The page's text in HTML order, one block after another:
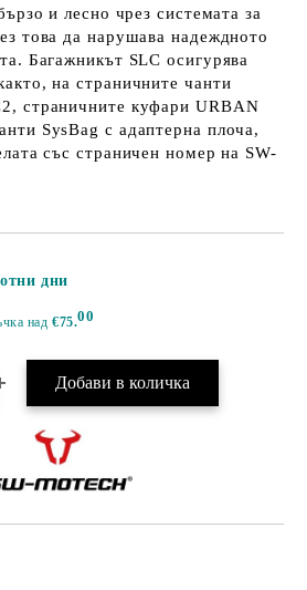
и лесно чрез системата за
това да нарушава надеждното
Багажникът SLC осигурява
на страничните чанти
страничните куфари URBAN
SysBag с адаптерна плоча,
със страничен номер на SW-
дни
над€75.00